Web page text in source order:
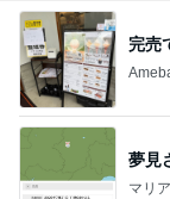
完売
夢見
マリ